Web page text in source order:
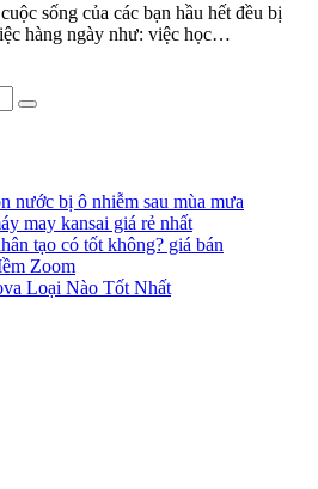
sống của các bạn hầu hết đều bị
hàng ngày như: việc học…
Search
nước bị ô nhiễm sau mùa mưa
may kansai giá rẻ nhất
tạo có tốt không? giá bán
Zoom
Loại Nào Tốt Nhất